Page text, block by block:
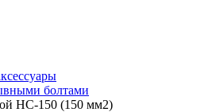
болтами
НС-150 (150 мм2)